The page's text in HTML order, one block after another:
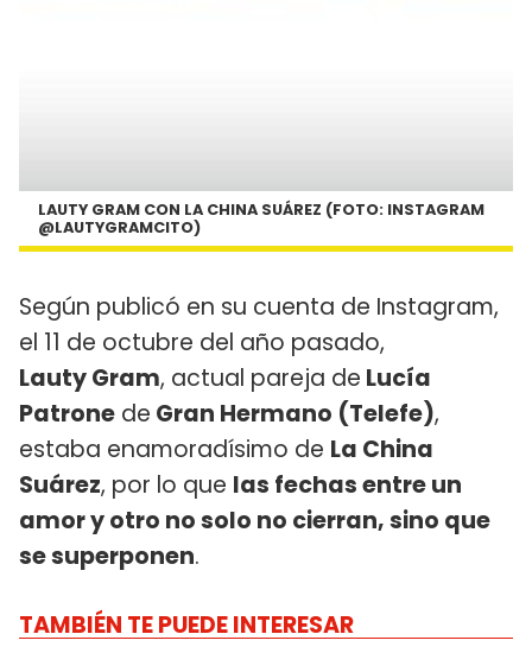
LAUTY GRAM CON LA CHINA SUÁREZ (FOTO: INSTAGRAM
@LAUTYGRAMCITO)
Según publicó en su cuenta de Instagram,
el 11 de octubre del año pasado,
Lauty Gram, actual pareja de Lucía
Patrone de Gran Hermano (Telefe),
estaba enamoradísimo de La China
Suárez, por lo que las fechas entre un
amor y otro no solo no cierran, sino que
se superponen.
TAMBIÉN TE PUEDE INTERESAR